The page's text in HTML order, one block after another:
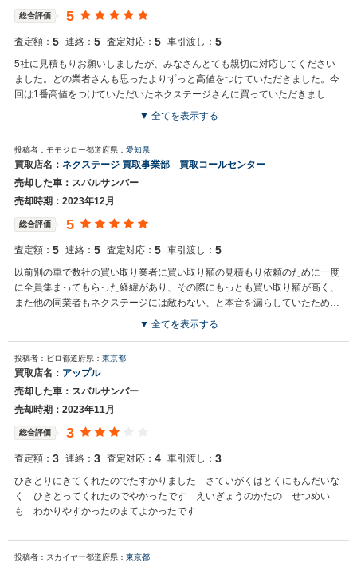
総合評価 5
査定額： 5 連絡： 5 査定対応： 5 車引渡し： 5
5社に見積もりお願いしましたが、みなさんとても親切に対応してください
ました。どの業者さんも思ったよりずっと高値をつけていただきました。今
回は1番高値をつけていただいたネクステージさんに買っていただきまし
買取店からの返信
お世話になっております。 株式会社ネクステージでございます。 この
度はネクステージをご利用いただきまして誠にありがとうございまし
た。 弊社ではサンバーのようなスバルの専門店を展開している関係も
あり、大変得意な車種となっております。スバルの他にもミニバンや
ございましたら是非お力添えできれば幸いでございます。 今後とも宜
しくお願い申し上げます。
▼ 全てを表示する
投稿者：モモジロー都道府県： 愛知県
買取店名： ネクステージ 買取事業部 買取コールセンター
売却した車：スバルサンバー
売却時期：2023年12月
総合評価 5
査定額： 5 連絡： 5 査定対応： 5 車引渡し： 5
以前別の車で数社の買い取り業者に買い取り額の見積もり依頼のために一度
に全員集まってもらった経緯があり、その際にもっとも買い取り額が高く、
また他の同業者もネクステージには敵わない、と本音を漏らしていたため、
今回はネクステージ一択でした。
買取店からの返信
お世話になっております。 株式会社ネクステージでございます。 この
度はネクステージをご利用いただきまして誠にありがとうございまし
た。 今後もご満足いただけるよう精進してまいります。 スタッフ一
同、またのご利用お待ちしております。
▼ 全てを表示する
投稿者：ピロ都道府県： 東京都
買取店名： アップル
売却した車：スバルサンバー
売却時期：2023年11月
総合評価 3
査定額： 3 連絡： 3 査定対応： 4 車引渡し： 3
ひきとりにきてくれたのでたすかりました さていがくはとくにもんだいな
く ひきとってくれたのでやかったです えいぎょうのかたの せつめい
も わかりやすかったのまてよかったです
投稿者：スカイヤー都道府県： 東京都